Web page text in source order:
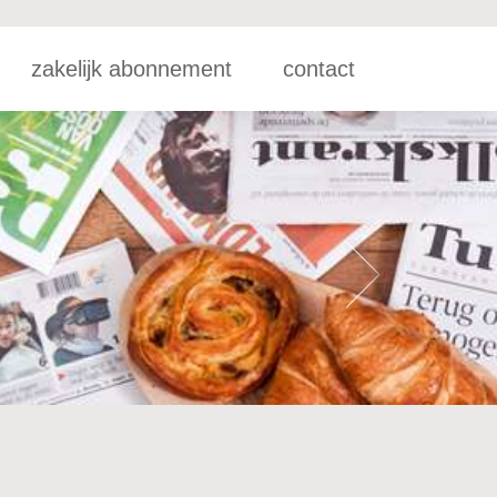
zakelijk abonnement contact